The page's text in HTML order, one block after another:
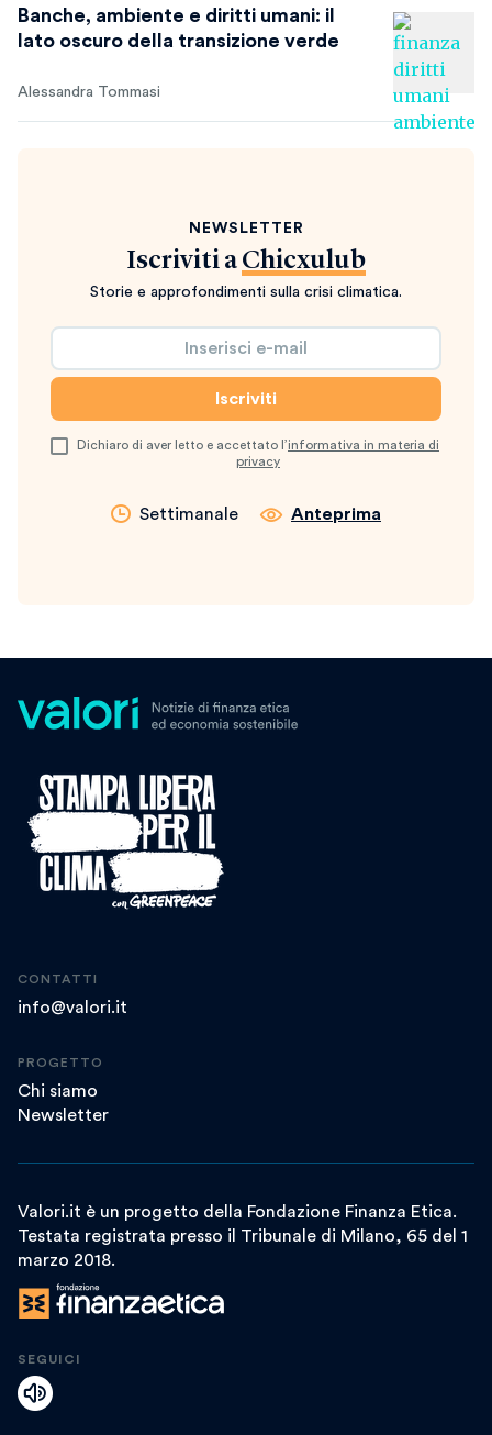
Banche, ambiente e diritti umani: il
lato oscuro della transizione verde
Alessandra Tommasi
NEWSLETTER
Iscriviti a Chicxulub
Storie e approfondimenti sulla crisi climatica.
Dichiaro di aver letto e accettato l’informativa in materia di
privacy
Settimanale Anteprima
CONTATTI
info@valori.it
PROGETTO
Chi siamo
Newsletter
Valori.it è un progetto della Fondazione Finanza Etica.
Testata registrata presso il Tribunale di Milano, 65 del 1
marzo 2018.
SEGUICI